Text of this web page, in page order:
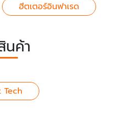
ฮีตเตอร์อินฟาเรด
นค้า
Tech